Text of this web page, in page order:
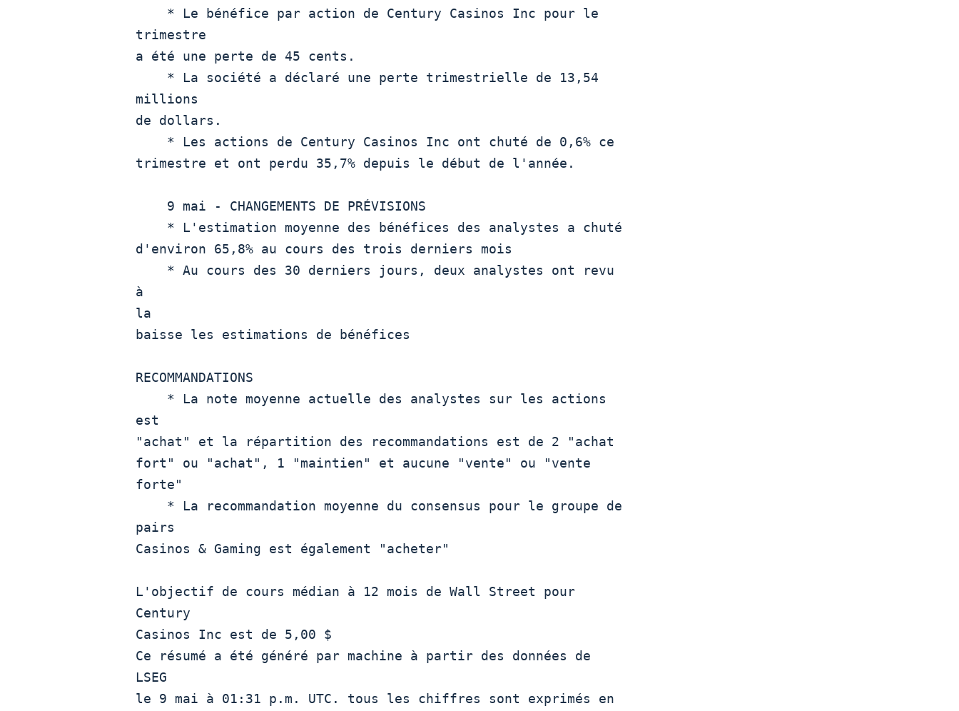
trimestre
a été une perte de 45 cents.
millions
de dollars.
trimestre et ont perdu 35,7% depuis le début de l'année.
d'environ 65,8% au cours des trois derniers mois
à
la
baisse les estimations de bénéfices
RECOMMANDATIONS
est
"achat" et la répartition des recommandations est de 2 "achat
fort" ou "achat", 1 "maintien" et aucune "vente" ou "vente
forte"
pairs
Casinos & Gaming est également "acheter"
L'objectif de cours médian à 12 mois de Wall Street pour
Century
Casinos Inc est de 5,00 $
Ce résumé a été généré par machine à partir des données de
LSEG
le 9 mai à 01:31 p.m. UTC. tous les chiffres sont exprimés en